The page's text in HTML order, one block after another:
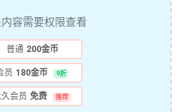
内容需要权限查看
普通 200金币
员 180金币 9折
会员 免费 推荐